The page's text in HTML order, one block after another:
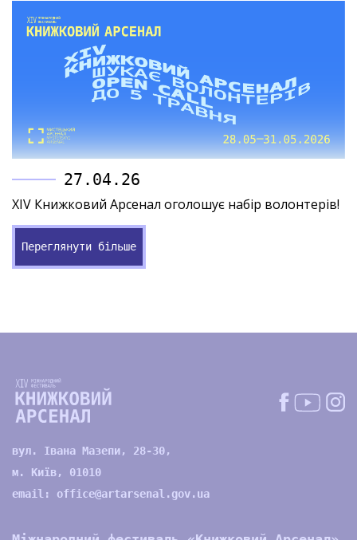
27.04.26
XIV Книжковий Арсенал оголошує набір волонтерів!
Переглянути більше
вул. Івана Мазепи, 28-30,
м. Київ, 01010
email: office@artarsenal.gov.ua